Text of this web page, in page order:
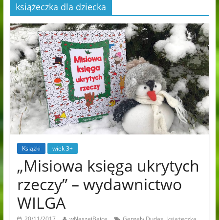
książeczka dla dziecka
Książki wiek 3+
„Misiowa księga ukrytych
rzeczy” – wydawnictwo
WILGA